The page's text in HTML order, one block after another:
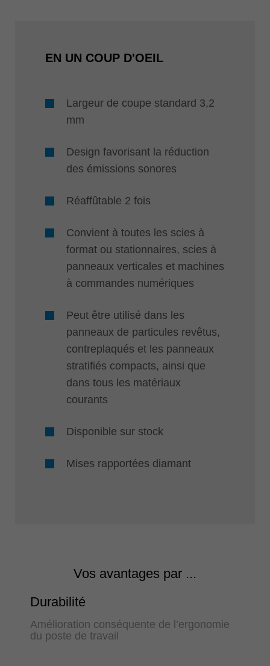
EN UN COUP D'OEIL
Largeur de coupe standard 3,2
mm
Design favorisant la réduction
des émissions sonores
Réaffûtable 2 fois
Convient à toutes les scies à
format ou stationnaires, scies à
panneaux verticales et machines
à commandes numériques
Peut être utilisé dans les
panneaux de particules revêtus,
contreplaqués et les panneaux
stratifiés compacts, ainsi que
dans tous les matériaux
courants
Disponible sur stock
Mises rapportées diamant
Vos avantages par ...
Durabilité
Amélioration conséquente de l’ergonomie
du poste de travail